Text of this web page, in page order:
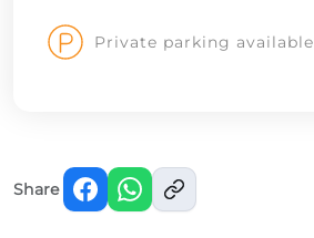
Private parking available
Share